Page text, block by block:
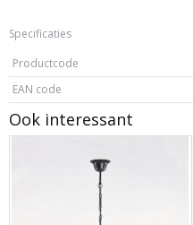
Specificaties
Productcode
EAN code
Ook interessant